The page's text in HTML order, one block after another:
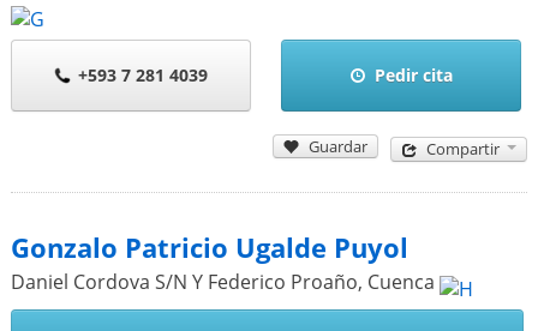
+593 7 281 4039 Pedir cita
Guardar Compartir
Gonzalo Patricio Ugalde Puyol
Daniel Cordova S/N Y Federico Proaño, Cuenca